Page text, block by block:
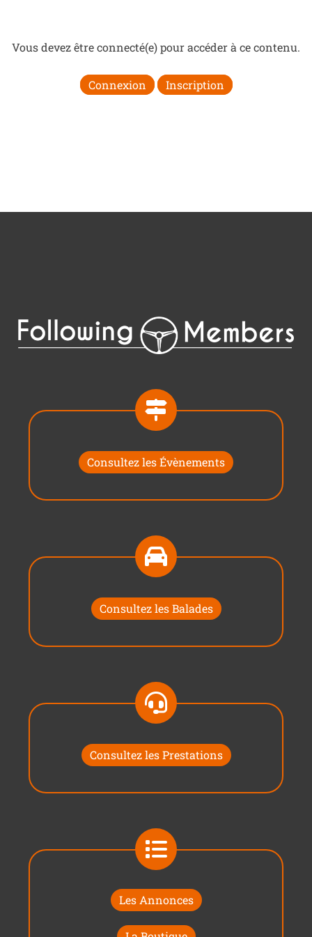
Vous devez être connecté(e) pour accéder à ce contenu.
Connexion Inscription
Consultez les Évènements
Consultez les Balades
Consultez les Prestations
Les Annonces